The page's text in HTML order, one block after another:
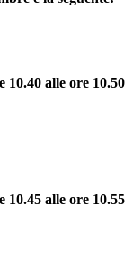
10.40 alle ore 10.50
10.45 alle ore 10.55